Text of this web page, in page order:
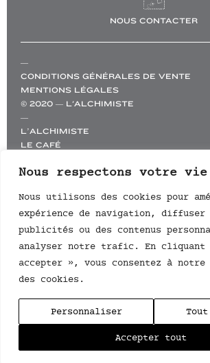
Nous respectons votre
Nous utilisons des cookies pour
expérience de navigation, diffuser
publicités ou des contenus
analyser notre trafic. En cliquant
accepter », vous consentez à
des cookies.
Personnaliser
Accepter tout
NOUS CONTACTER
—
CONDITIONS GÉNÉRALES DE VENTE
MENTIONS LÉGALES
© 2020 — L'ALCHIMISTE
—
L’ALCHIMISTE
LE CAFÉ
BOUTIQUE
CONTACT
—
PAIEMENT SÉCURISÉ